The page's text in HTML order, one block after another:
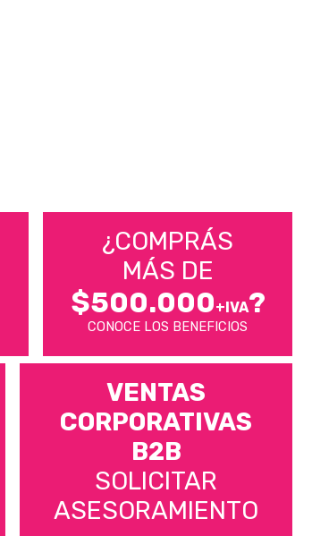
¿COMPRÁS
MÁS DE
$500.000+IVA?
CONOCE LOS BENEFICIOS
VENTAS
CORPORATIVAS
B2B
SOLICITAR
ASESORAMIENTO